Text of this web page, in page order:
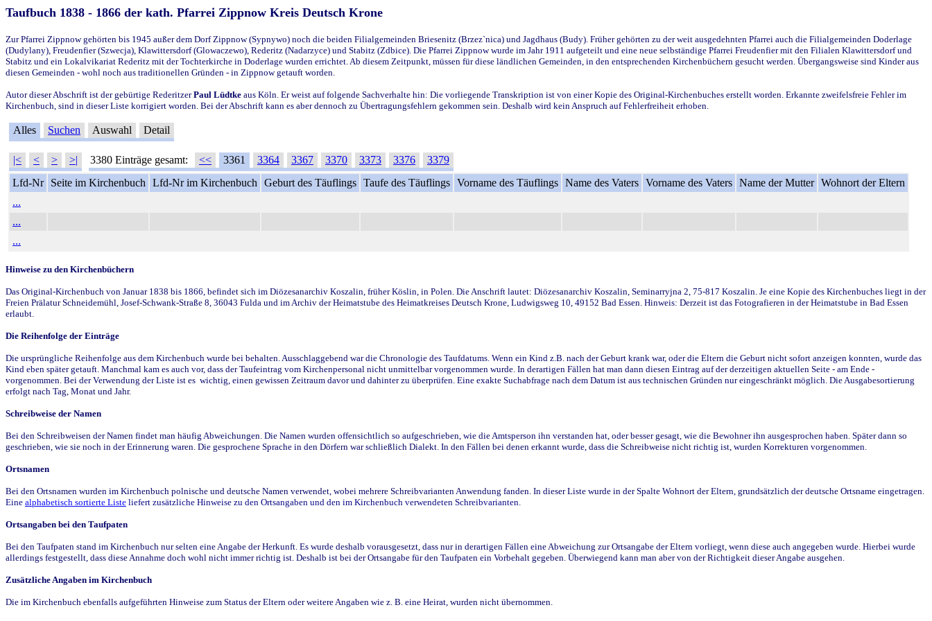
Taufbuch 1838 - 1866 der kath. Pfarrei Zippnow Kreis Deutsch Krone
Zur Pfarrei Zippnow gehörten bis 1945 außer dem Dorf Zippnow (Sypnywo) noch die beiden Filialgemeinden Briesenitz (Brzez`nica) und Jagdhaus (Budy). Früher gehörten zu der weit ausgedehnten Pfarrei auch die Filialgemeinden Doderlage
(Dudylany), Freudenfier (Szwecja), Klawittersdorf (Glowaczewo), Rederitz (Nadarzyce) und Stabitz (Zdbice). Die Pfarrei Zippnow wurde im Jahr 1911 aufgeteilt und eine neue selbständige Pfarrei Freudenfier mit den Filialen Klawittersdorf und
Stabitz und ein Lokalvikariat Rederitz mit der Tochterkirche in Doderlage wurden errichtet. Ab diesem Zeitpunkt, müssen für diese ländlichen Gemeinden, in den entsprechenden Kirchenbüchern gesucht werden. Übergangsweise sind Kinder aus
diesen Gemeinden - wohl noch aus traditionellen Gründen - in Zippnow getauft worden.
Autor dieser Abschrift ist der gebürtige RederitzerPaul Lüdtke aus Köln. Er weist auf folgende Sachverhalte hin: Die vorliegende Transkription ist von einer Kopie des Original-Kirchenbuches erstellt worden. Erkannte zweifelsfreie Fehler im
Kirchenbuch, sind in dieser Liste korrigiert worden. Bei der Abschrift kann es aber dennoch zu Übertragungsfehlern gekommen sein. Deshalb wird kein Anspruch auf Fehlerfreiheit erhoben.
Alles Suchen Auswahl Detail
|< < > >| 3380 Einträge gesamt: << 3361 3364 3367 3370 3373 3376
3379
Lfd-Nr
Seite im Kirchenbuch Lfd-Nr im Kirchenbuch Geburt des Täuflings Taufe des Täuflings Vorname des Täuflings Name des Vaters Vorname des Vaters Name der Mutter Wohnort der Eltern
...
...
...
Hinweise zu den Kirchenbüchern
Das Original-Kirchenbuch von Januar 1838 bis 1866, befindet sich im Diözesanarchiv Koszalin, früher Köslin, in Polen. Die Anschrift lautet: Diözesanarchiv Koszalin, Seminarryjna 2, 75-817 Koszalin. Je eine Kopie des Kirchenbuches liegt in der
Freien Prälatur Schneidemühl, Josef-Schwank-Straße 8, 36043 Fulda und im Archiv der Heimatstube des Heimatkreises Deutsch Krone, Ludwigsweg 10, 49152 Bad Essen. Hinweis: Derzeit ist das Fotografieren in der Heimatstube in Bad Essen
erlaubt.
Die Reihenfolge der Einträge
Die ursprüngliche Reihenfolge aus dem Kirchenbuch wurde bei behalten. Ausschlaggebend war die Chronologie des Taufdatums. Wenn ein Kind z.B. nach der Geburt krank war, oder die Eltern die Geburt nicht sofort anzeigen konnten, wurde das
Kind eben später getauft. Manchmal kam es auch vor, dass der Taufeintrag vom Kirchenpersonal nicht unmittelbar vorgenommen wurde. In derartigen Fällen hat man dann diesen Eintrag auf der derzeitigen aktuellen Seite - am Ende -
vorgenommen. Bei der Verwendung der Liste ist es wichtig, einen gewissen Zeitraum davor und dahinter zu überprüfen. Eine exakte Suchabfrage nach dem Datum ist aus technischen Gründen nur eingeschränkt möglich. Die Ausgabesortierung
erfolgt nach Tag, Monat und Jahr.
Schreibweise der Namen
Bei den Schreibweisen der Namen findet man häufig Abweichungen. Die Namen wurden offensichtlich so aufgeschrieben, wie die Amtsperson ihn verstanden hat, oder besser gesagt, wie die Bewohner ihn ausgesprochen haben. Später dann so
geschrieben, wie sie noch in der Erinnerung waren. Die gesprochene Sprache in den Dörfern war schließlich Dialekt. In den Fällen bei denen erkannt wurde, dass die Schreibweise nicht richtig ist, wurden Korrekturen vorgenommen.
Ortsnamen
Bei den Ortsnamen wurden im Kirchenbuch polnische und deutsche Namen verwendet, wobei mehrere Schreibvarianten Anwendung fanden. In dieser Liste wurde in der Spalte Wohnort der Eltern, grundsätzlich der deutsche Ortsname eingetragen.
Eine alphabetisch sortierte Liste liefert zusätzliche Hinweise zu den Ortsangaben und den im Kirchenbuch verwendeten Schreibvarianten.
Ortsangaben bei den Taufpaten
Bei den Taufpaten stand im Kirchenbuch nur selten eine Angabe der Herkunft. Es wurde deshalb vorausgesetzt, dass nur in derartigen Fällen eine Abweichung zur Ortsangabe der Eltern vorliegt, wenn diese auch angegeben wurde. Hierbei wurde
allerdings festgestellt, dass diese Annahme doch wohl nicht immer richtig ist. Deshalb ist bei der Ortsangabe für den Taufpaten ein Vorbehalt gegeben. Überwiegend kann man aber von der Richtigkeit dieser Angabe ausgehen.
Zusätzliche Angaben im Kirchenbuch
Die im Kirchenbuch ebenfalls aufgeführten Hinweise zum Status der Eltern oder weitere Angaben wie z. B. eine Heirat, wurden nicht übernommen.